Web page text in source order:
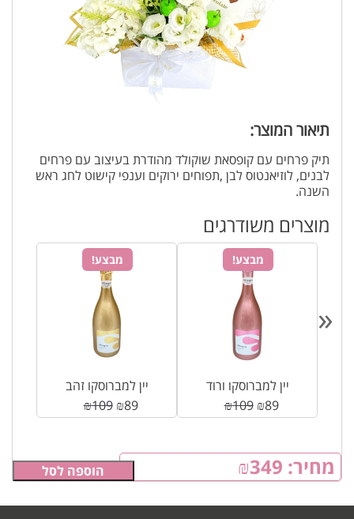
תיאור המוצר:
תיק פרחים עם קופסאת שוקולד מהודרת בעיצוב עם פרחים
לבנים, לוזיאנטוס לבן ,תפוחים ירוקים וענפי קישוט לחג ראש
השנה.
מחיר: ₪349 הוספה לסל
מוצרים משודרגים
מבצע!
יין למברוסקו זהב
₪109 ₪89
מבצע!
יין למברוסקו ורוד
₪109 ₪89
«